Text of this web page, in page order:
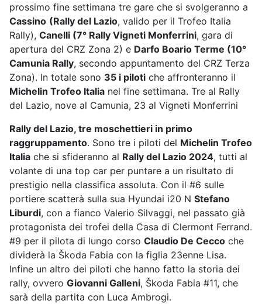
prossimo fine settimana tre gare che si svolgeranno a
Cassino (Rally del Lazio, valido per il Trofeo Italia
Rally), Canelli (7° Rally Vigneti Monferrini, gara di
apertura del CRZ Zona 2) e Darfo Boario Terme (10°
Camunia Rally, secondo appuntamento del CRZ Terza
Zona). In totale sono 35 i piloti che affronteranno il
Michelin Trofeo Italia nel fine settimana. Tre al Rally
del Lazio, nove al Camunia, 23 al Vigneti Monferrini
Rally del Lazio, tre moschettieri in primo
raggruppamento. Sono tre i piloti del Michelin Trofeo
Italia che si sfideranno al Rally del Lazio 2024, tutti al
volante di una top car per puntare a un risultato di
prestigio nella classifica assoluta. Con il #6 sulle
portiere scatterà sulla sua Hyundai i20 N Stefano
Liburdi, con a fianco Valerio Silvaggi, nel passato già
protagonista dei trofei della Casa di Clermont Ferrand.
#9 per il pilota di lungo corso Claudio De Cecco che
dividerà la Škoda Fabia con la figlia 23enne Lisa.
Infine un altro dei piloti che hanno fatto la storia dei
rally, ovvero Giovanni Galleni, Škoda Fabia #11, che
sarà della partita con Luca Ambrogi.